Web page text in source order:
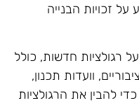
זכויות הבנייה
רגולציות חדשות, כולל
וועדות תכנון,
להבין את הרגולציות